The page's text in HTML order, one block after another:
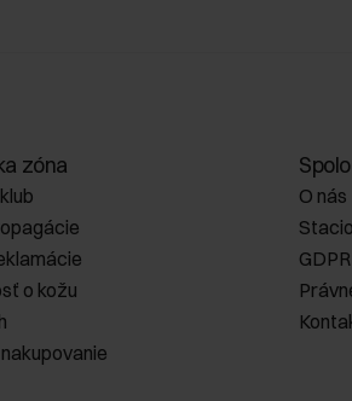
zóna
o kožu
O nás